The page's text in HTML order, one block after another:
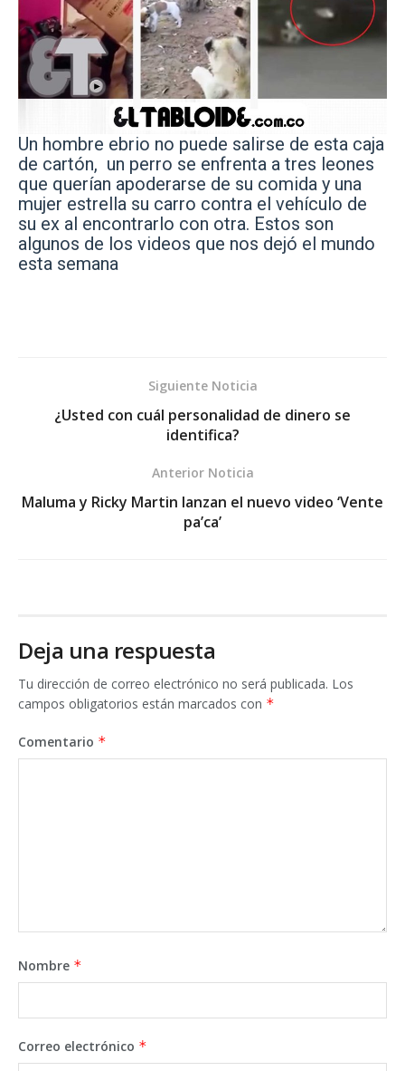
Un hombre ebrio no puede salirse de esta caja
de cartón, un perro se enfrenta a tres leones
que querían apoderarse de su comida y una
mujer estrella su carro contra el vehículo de
su ex al encontrarlo con otra. Estos son
algunos de los videos que nos dejó el mundo
esta semana
Siguiente Noticia
¿Usted con cuál personalidad de dinero se
identifica?
Anterior Noticia
Maluma y Ricky Martin lanzan el nuevo video ‘Vente
pa’ca’
Deja una respuesta
Tu dirección de correo electrónico no será publicada. Los
campos obligatorios están marcados con *
Comentario *
Nombre *
Correo electrónico *